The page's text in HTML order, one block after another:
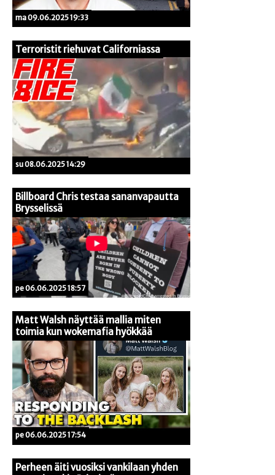
ma 09.06.2025 19:33
Terroristit riehuvat Californiassa
su 08.06.2025 14:29
Billboard Chris testaa sananvapautta
Brysselissä
pe 06.06.2025 18:57
Matt Walsh näyttää mallia miten
toimia kun wokemafia hyökkää
pe 06.06.2025 17:54
Perheen äiti vuosiksi vankilaan yhden